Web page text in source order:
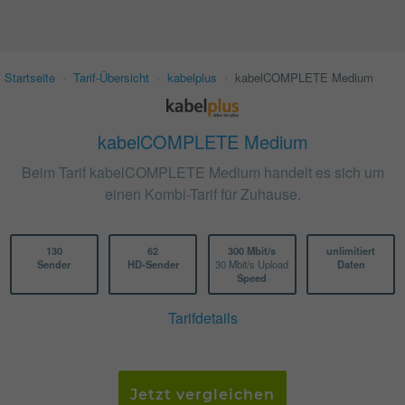
Startseite Tarif-Übersicht kabelplus kabelCOMPLETE Medium
kabelCOMPLETE Medium
Beim Tarif kabelCOMPLETE Medium handelt es sich um
einen Kombi-Tarif für Zuhause.
130
Sender
62
HD-Sender
300 Mbit/s
30 Mbit/s Upload
Speed
unlimitiert
Daten
Tarifdetails
Jetzt vergleichen